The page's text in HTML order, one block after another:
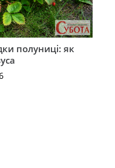
полуниці: як